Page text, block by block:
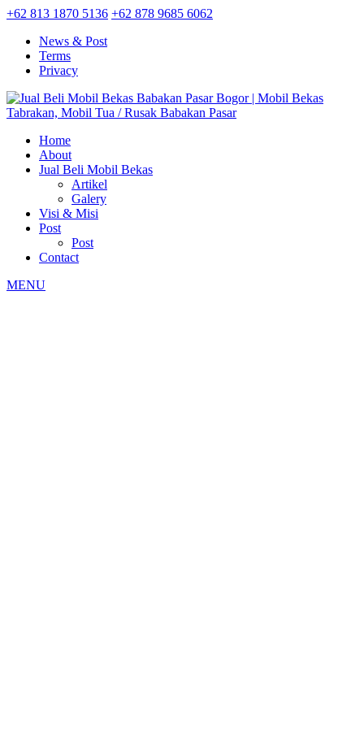
+62 813 1870 5136 +62 878 9685 6062
News & Post
Terms
Privacy
Home
About
Jual Beli Mobil Bekas
Artikel
Galery
Visi & Misi
Post
Post
Contact
MENU